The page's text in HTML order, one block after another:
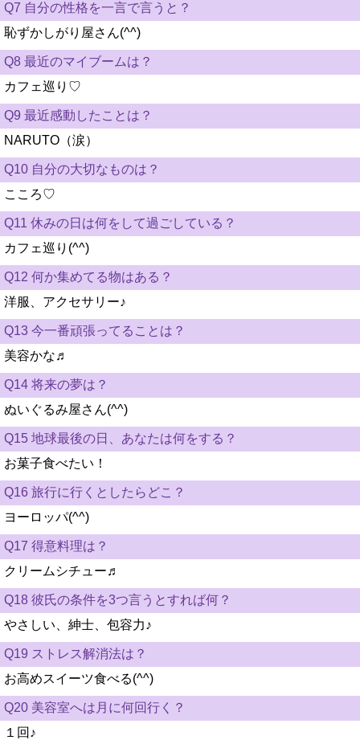
Q7 自分の性格を一言で言うと？
恥ずかしがり屋さん(^^)
Q8 最近のマイブームは？
カフェ巡り♡
Q9 最近感動したことは？
NARUTO（涙）
Q10 自分の大切なものは？
こころ♡
Q11 休みの日は何をして過ごしている？
カフェ巡り(^^)
Q12 何か集めてる物はある？
洋服、アクセサリー♪
Q13 今一番頑張ってることは？
美容かな♬
Q14 将来の夢は？
ぬいぐるみ屋さん(^^)
Q15 地球最後の日、あなたは何をする？
お菓子食べたい！
Q16 旅行に行くとしたらどこ？
ヨーロッパ(^^)
Q17 得意料理は？
クリームシチュー♬
Q18 彼氏の条件を3つ言うとすれば何？
やさしい、紳士、包容力♪
Q19 ストレス解消法は？
お高めスイーツ食べる(^^)
Q20 美容室へは月に何回行く？
１回♪